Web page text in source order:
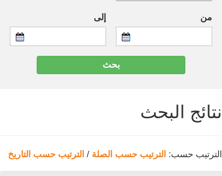
من إلى
نتائج البحث
الترتيب حسب: الترتيب حسب الصلة / الترتيب حسب التاريخ